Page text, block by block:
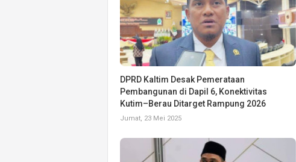
DPRD Kaltim Desak Pemerataan
Pembangunan di Dapil 6, Konektivitas
Kutim–Berau Ditarget Rampung 2026
Jumat, 23 Mei 2025